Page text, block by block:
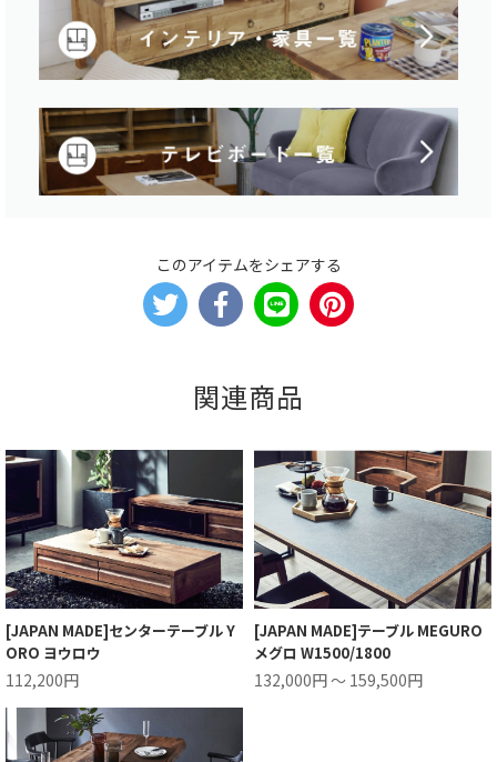
このアイテムをシェアする
関連商品
[JAPAN MADE]センターテーブル Y
ORO ヨウロウ
112,200円
[JAPAN MADE]テーブル MEGURO
メグロ W1500/1800
132,000円 ～ 159,500円